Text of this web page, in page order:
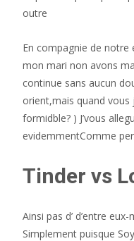
outre
En compagnie de notre
mon mari non avons
continue sans aucun
orient,mais quand
formidble? ) J’vous
evidemmentComme
Tinder vs
Ainsi pas d’ d’entre
Simplement puisque